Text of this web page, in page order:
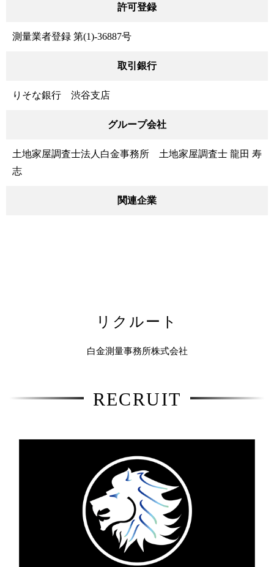
許可登録
測量業者登録 第(1)-36887号
取引銀行
りそな銀行 渋谷支店
グループ会社
土地家屋調査士法人白金事務所 土地家屋調査士 龍田 寿
志
関連企業
リクルート
白金測量事務所株式会社
RECRUIT